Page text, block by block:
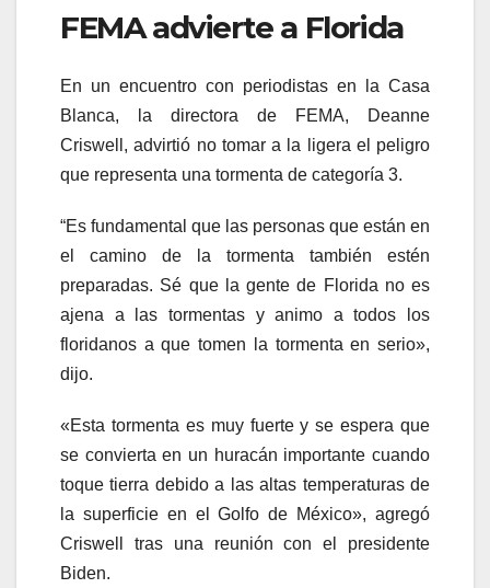
FEMA advierte a Florida
En un encuentro con periodistas en la Casa
Blanca, la directora de FEMA, Deanne
Criswell, advirtió no tomar a la ligera el peligro
que representa una tormenta de categoría 3.
“Es fundamental que las personas que están en
el camino de la tormenta también estén
preparadas. Sé que la gente de Florida no es
ajena a las tormentas y animo a todos los
floridanos a que tomen la tormenta en serio»,
dijo.
«Esta tormenta es muy fuerte y se espera que
se convierta en un huracán importante cuando
toque tierra debido a las altas temperaturas de
la superficie en el Golfo de México», agregó
Criswell tras una reunión con el presidente
Biden.